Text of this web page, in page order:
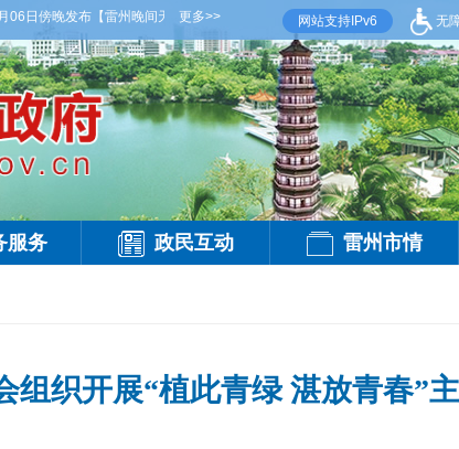
傍晚发布【雷州晚间天气】今晚到明天白天，阴天间多云，有雷阵雨，局
更多>> 网站支持IPv6 无
服务 政民互动 雷州市情
组织开展“植此青绿 湛放青春”